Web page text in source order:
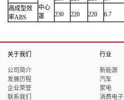
中心
罩
高成型效
率ABS
230 220 220 6.7
关于我们
公司简介
发展历程
企业荣誉
联系我们
行业
新能源
汽车
家电
消费电子